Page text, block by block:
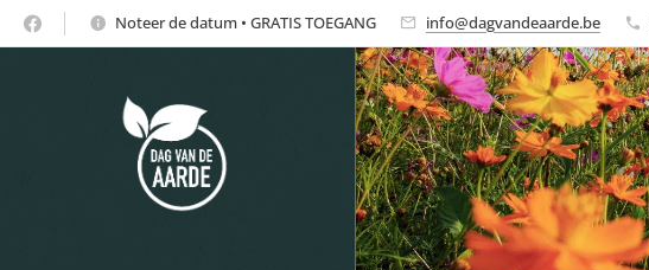
Noteer de datum • GRATIS TOEGANG info@dagvandeaarde.be